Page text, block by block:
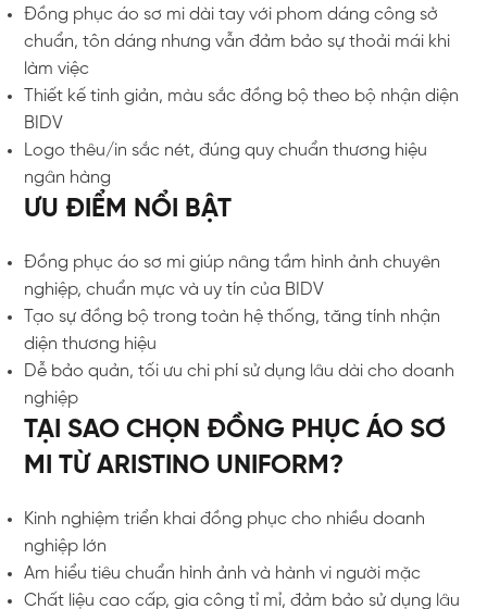
Đồng phục áo sơ mi dài tay với phom dáng công sở
chuẩn, tôn dáng nhưng vẫn đảm bảo sự thoải mái khi
làm việc
Thiết kế tinh giản, màu sắc đồng bộ theo bộ nhận diện
BIDV
Logo thêu/in sắc nét, đúng quy chuẩn thương hiệu
ngân hàng
ƯU ĐIỂM NỔI BẬT
Đồng phục áo sơ mi giúp nâng tầm hình ảnh chuyên
nghiệp, chuẩn mực và uy tín của BIDV
Tạo sự đồng bộ trong toàn hệ thống, tăng tính nhận
diện thương hiệu
Dễ bảo quản, tối ưu chi phí sử dụng lâu dài cho doanh
nghiệp
TẠI SAO CHỌN ĐỒNG PHỤC ÁO SƠ
MI TỪ ARISTINO UNIFORM?
Kinh nghiệm triển khai đồng phục cho nhiều doanh
nghiệp lớn
Am hiểu tiêu chuẩn hình ảnh và hành vi người mặc
Chất liệu cao cấp, gia công tỉ mỉ, đảm bảo sử dụng lâu